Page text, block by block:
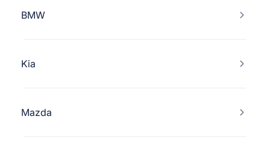
BMW
Kia
Mazda